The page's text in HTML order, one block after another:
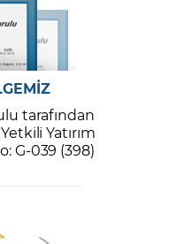
tarafından
Yatırım
G-039 (398)